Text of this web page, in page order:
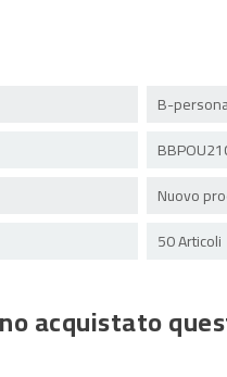
B-
Nuovo
50 Articoli
acquistato